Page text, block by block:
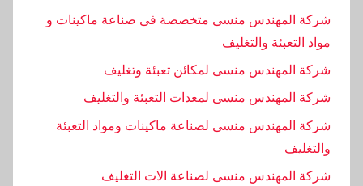
شركة المهندس منسى متخصصة فى صناعة ماكينات و
مواد التعبئة والتغليف
شركة المهندس منسى لمكائن تعبئة وتغليف
شركة المهندس منسى لمعدات التعبئة والتغليف
شركة المهندس منسى لصناعة ماكينات ومواد التعبئة
والتغليف
‏شركة المهندس منسى لصناعة الات التغليف